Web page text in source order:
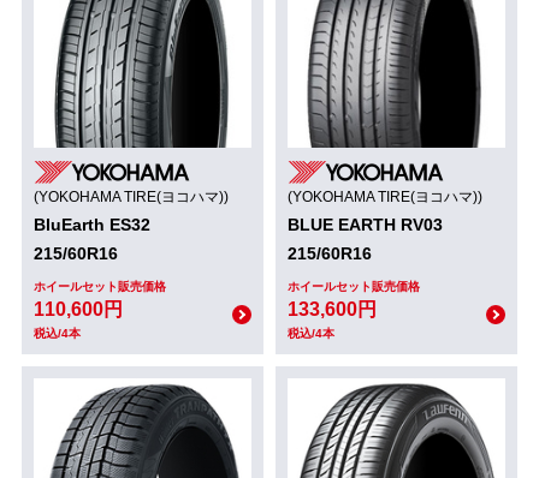
(YOKOHAMA TIRE(ヨコハマ))
BluEarth ES32
215/60R16
ホイールセット販売価格
110,600円
税込/4本
(YOKOHAMA TIRE(ヨコハマ))
BLUE EARTH RV03
215/60R16
ホイールセット販売価格
133,600円
税込/4本